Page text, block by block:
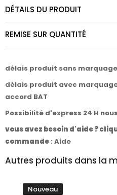
DÉTAILS DU PRODUIT
REMISE SUR QUANTITÉ
délais produit sans
délais produit avec marquage
accord BAT
Possibilité d'express 24 H
vous avez besoin d'aide ?
commande : Aide
Autres produits dans la
Nouveau